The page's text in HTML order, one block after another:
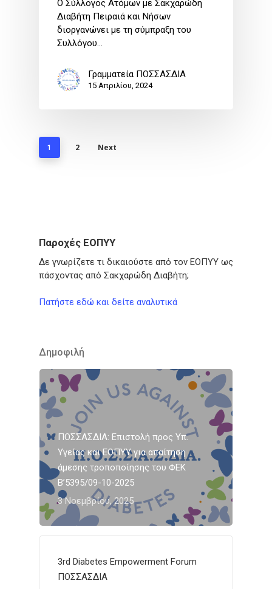
Ο Σύλλογος Ατόμων με Σακχαρώδη
Διαβήτη Πειραιά και Νήσων
διοργανώνει με τη σύμπραξη του
Συλλόγου…
Γραμματεία ΠΟΣΣΑΣΔΙΑ
15 Απριλίου, 2024
1 2 Next
Παροχές ΕΟΠΥΥ
Δε γνωρίζετε τι δικαιούστε από τον ΕΟΠΥΥ ως
πάσχοντας από Σακχαρώδη Διαβήτη;
Πατήστε εδώ και δείτε αναλυτικά
Δημοφιλή
ΠΟΣΣΑΣΔΙΑ: Επιστολή προς Υπ.
Υγείας και ΕΟΠΥΥ για απαίτηση
άμεσης τροποποίησης του ΦΕΚ
Β’5395/09-10-2025
3 Νοεμβρίου, 2025
3rd Diabetes Empowerment Forum
ΠΟΣΣΑΣΔΙΑ